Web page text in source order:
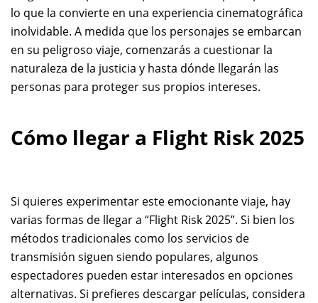
lo que la convierte en una experiencia cinematográfica
inolvidable. A medida que los personajes se embarcan
en su peligroso viaje, comenzarás a cuestionar la
naturaleza de la justicia y hasta dónde llegarán las
personas para proteger sus propios intereses.
Cómo llegar a Flight Risk 2025
Si quieres experimentar este emocionante viaje, hay
varias formas de llegar a “Flight Risk 2025”. Si bien los
métodos tradicionales como los servicios de
transmisión siguen siendo populares, algunos
espectadores pueden estar interesados ​​en opciones
alternativas. Si prefieres descargar películas, considera